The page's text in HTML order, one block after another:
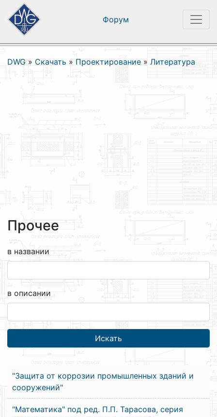
Форум
DWG » Скачать » Проектирование » Литература
Прочее
в названии
в описании
"Защита от коррозии промышленных зданий и
сооружений"
"Математика" под ред. П.П. Тарасова, серия